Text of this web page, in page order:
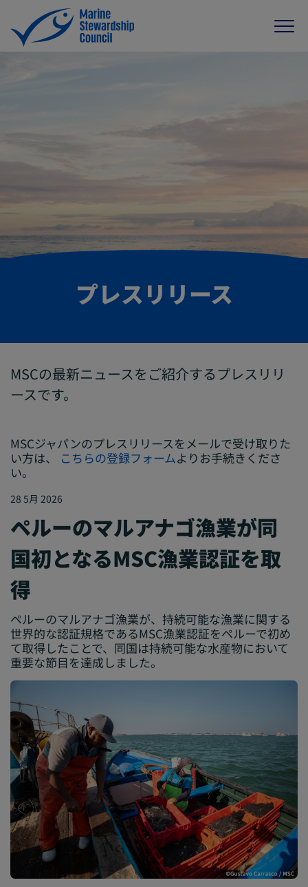
プレスリリース
MSCの最新ニュースをご紹介するプレスリリ
ースです。
MSCジャパンのプレスリリースをメールで受け取りた
い方は、
こちらの登録フォームよりお手続きくださ
い。
28 5月 2026
ペルーのマルアナゴ漁業が同
国初となるMSC漁業認証を取
得
ペルーのマルアナゴ漁業が、持続可能な漁業に関する
世界的な認証規格であるMSC漁業認証をペルーで初め
て取得したことで、同国は持続可能な水産物において
重要な節目を達成しました。